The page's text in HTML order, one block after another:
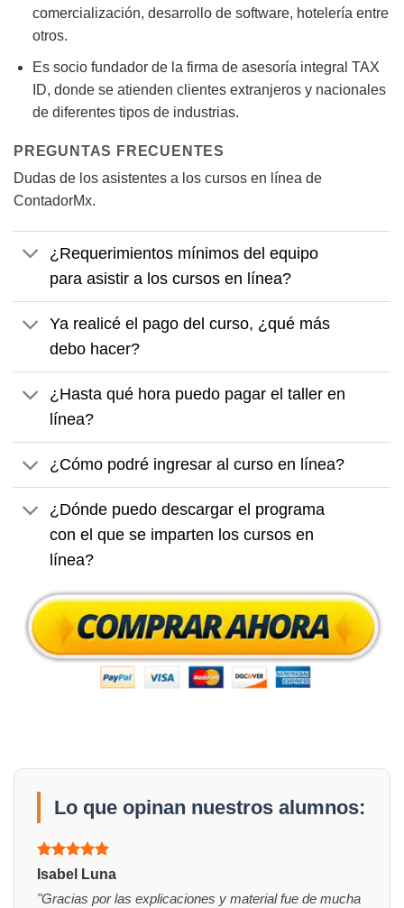
comercialización, desarrollo de software, hotelería entre
otros.
Es socio fundador de la firma de asesoría integral TAX
ID, donde se atienden clientes extranjeros y nacionales
de diferentes tipos de industrias.
PREGUNTAS FRECUENTES
Dudas de los asistentes a los cursos en línea de
ContadorMx.
¿Requerimientos mínimos del equipo
para asistir a los cursos en línea?
Ya realicé el pago del curso, ¿qué más
debo hacer?
¿Hasta qué hora puedo pagar el taller en
línea?
¿Cómo podré ingresar al curso en línea?
¿Dónde puedo descargar el programa
con el que se imparten los cursos en
línea?
Lo que opinan nuestros alumnos:
Valorado
Isabel Luna
"Gracias por las explicaciones y material fue de mucha